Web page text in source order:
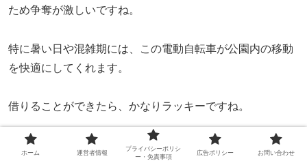
ため争奪が激しいですね。
特に暑い日や混雑期には、この電動自転車が公園内の移動
を快適にしてくれます。
借りることができたら、かなりラッキーですね。
まとめ：昭和記念公園の自転車レンタル混雑レポート
ホーム 運営者情報
プライバシーポリシ
ー・免責事項
広告ポリシー お問い合わせ